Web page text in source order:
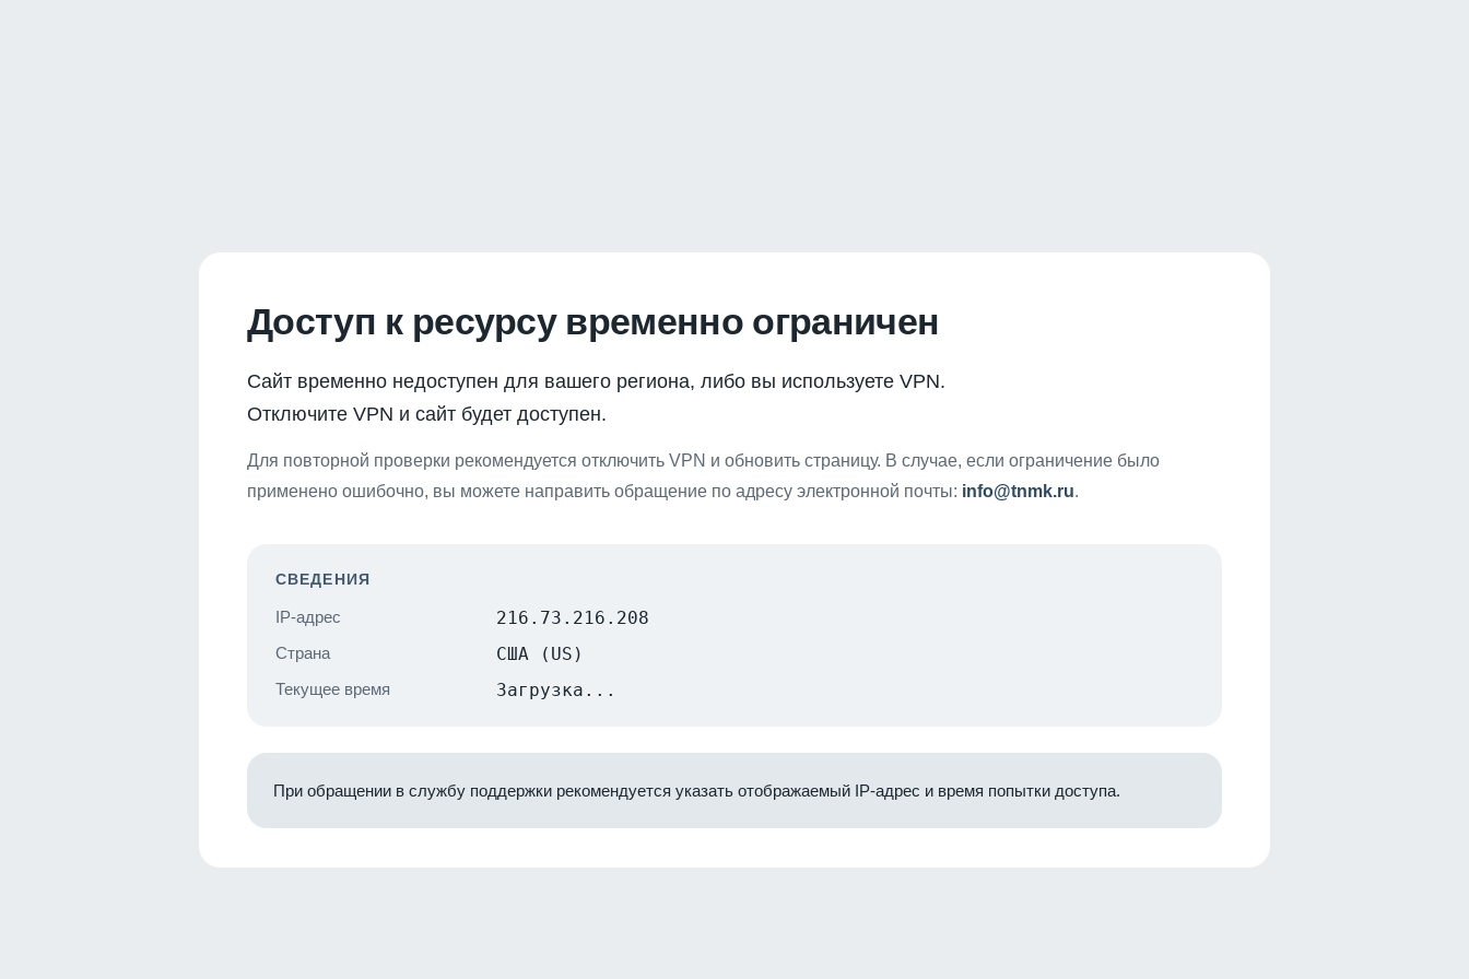
Доступ к ресурсу временно ограничен
Сайт временно недоступен для вашего региона, либо вы используете VPN.
Отключите VPN и сайт будет доступен.
Для повторной проверки рекомендуется отключить VPN и обновить страницу. В случае, если ограничение было
применено ошибочно, вы можете направить обращение по адресу электронной почты: info@tnmk.ru.
СВЕДЕНИЯ
IP-адрес 216.73.216.208
Страна США (US)
Текущее время Загрузка...
При обращении в службу поддержки рекомендуется указать отображаемый IP-адрес и время попытки доступа.